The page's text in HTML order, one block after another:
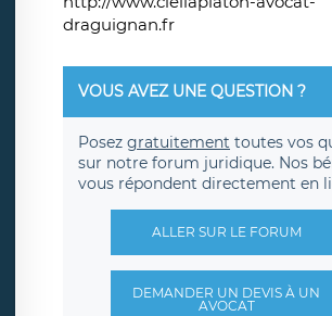
draguignan.fr
VOUS AVEZ UNE QUESTION ?
Posez gratuitement toutes vos
sur notre forum juridique. Nos
vous répondent directement en
ALLER SUR LE FORUM
DEMANDER UN DEVIS À UN
AVOCAT